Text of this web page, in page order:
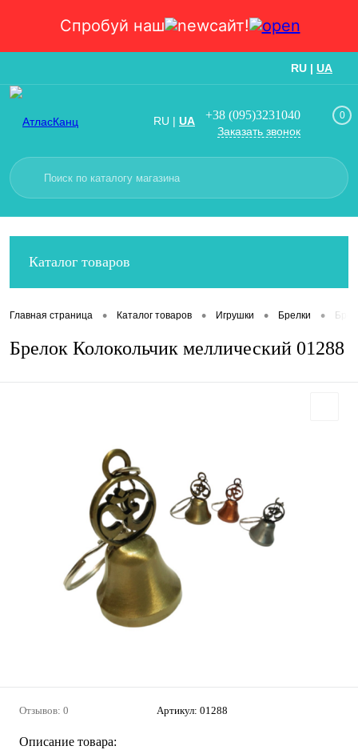
Спробуй наш сайт!
RU | UA
RU | UA +38 (095)3231040
Заказать звонок
0
Каталог товаров
Главная страница • Каталог товаров • Игрушки • Брелки •
Брелок Колокольчик меллический 01288
Отзывов: 0 Артикул: 01288
Описание товара: